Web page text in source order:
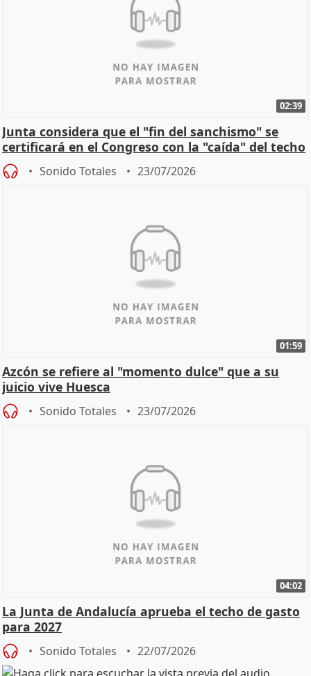
02:39
Junta considera que el "fin del sanchismo" se
certificará en el Congreso con la "caída" del techo
de
Sonido Totales 23/07/2026
01:59
Azcón se refiere al "momento dulce" que a su
juicio vive Huesca
Sonido Totales 23/07/2026
04:02
La Junta de Andalucía aprueba el techo de gasto
para 2027
Sonido Totales 22/07/2026